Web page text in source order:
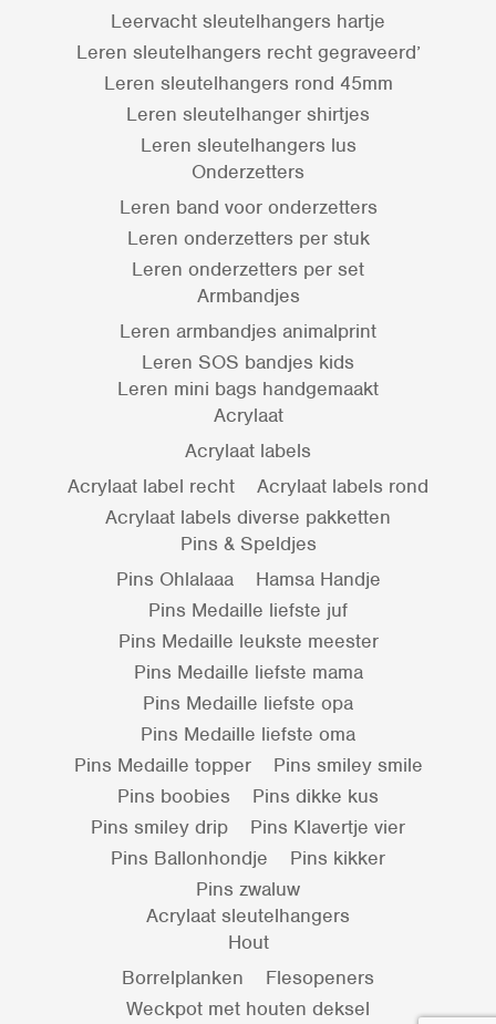
Leervacht sleutelhangers hartje
Leren sleutelhangers recht gegraveerd’
Leren sleutelhangers rond 45mm
Leren sleutelhanger shirtjes
Leren sleutelhangers lus
Onderzetters
Leren band voor onderzetters
Leren onderzetters per stuk
Leren onderzetters per set
Armbandjes
Leren armbandjes animalprint
Leren SOS bandjes kids
Leren mini bags handgemaakt
Acrylaat
Acrylaat labels
Acrylaat label recht
Acrylaat labels rond
Acrylaat labels diverse pakketten
Pins & Speldjes
Pins Ohlalaaa
Hamsa Handje
Pins Medaille liefste juf
Pins Medaille leukste meester
Pins Medaille liefste mama
Pins Medaille liefste opa
Pins Medaille liefste oma
Pins Medaille topper
Pins smiley smile
Pins boobies
Pins dikke kus
Pins smiley drip
Pins Klavertje vier
Pins Ballonhondje
Pins kikker
Pins zwaluw
Acrylaat sleutelhangers
Hout
Borrelplanken
Flesopeners
Weckpot met houten deksel